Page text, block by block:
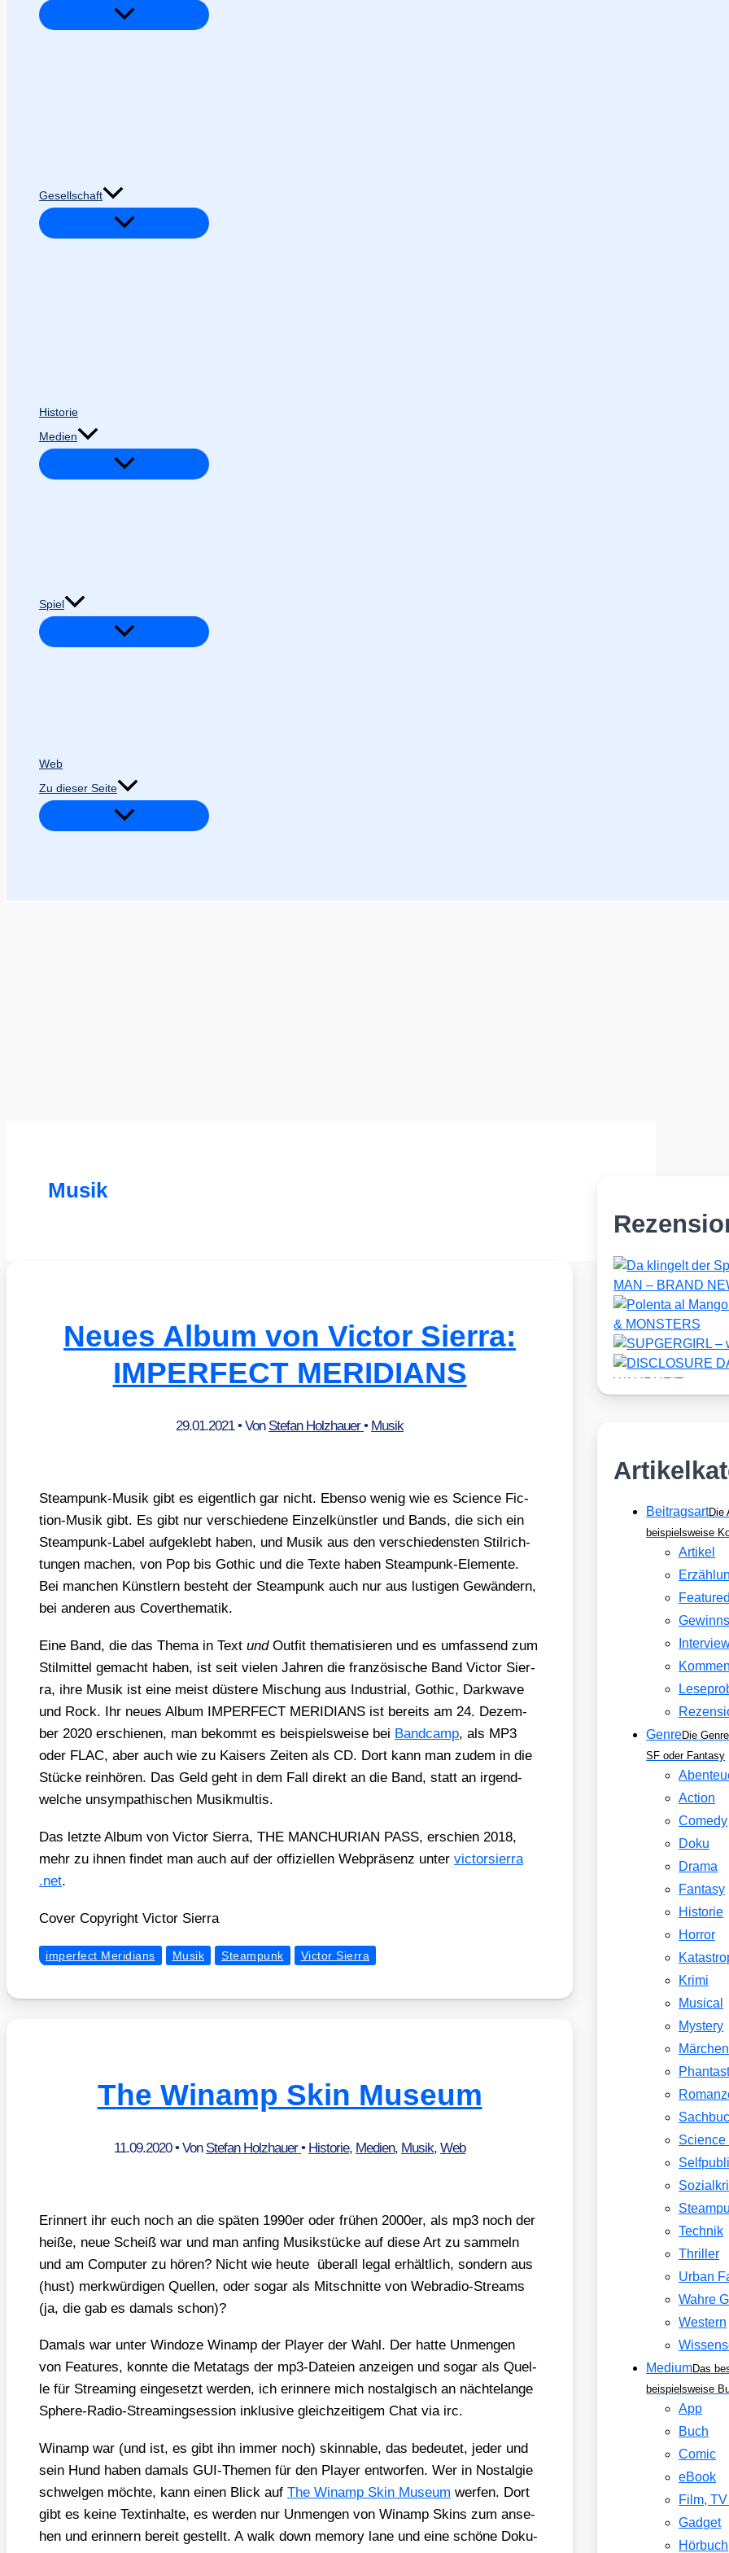
Gesellschaft
Historie
Medien
Spiel
Web
Zu dieser Seite
Musik
Neues Album von Victor Sierra:
IMPERFECT MERIDIANS
29.01.2021• Von Stefan Holzhauer• Musik
Steam­punk-Musik gibt es eigent­lich gar nicht. Eben­so wenig wie es Sci­ence Fic­
tion-Musik gibt. Es gibt nur ver­schie­de­ne Ein­zel­künst­ler und Bands, die sich ein
Steam­punk-Label auf­ge­klebt haben, und Musik aus den ver­schie­dens­ten Stil­rich­
tun­gen machen, von Pop bis Gothic und die Tex­te haben Steam­punk-Ele­men­te.
Bei man­chen Künst­lern besteht der Steam­punk auch nur aus lus­ti­gen Gewän­dern,
bei ande­ren aus Cover­the­ma­tik.
Eine Band, die das The­ma in Text undOut­fit the­ma­ti­sie­ren und es umfas­send zum
Stil­mit­tel gemacht haben, ist seit vie­len Jah­ren die fran­zö­si­sche Band Vic­tor Sier­
ra, ihre Musik ist eine meist düs­te­re Mischung aus Indus­tri­al, Gothic, Dark­wa­ve
und Rock. Ihr neu­es Album IMPERFECT MERIDIANS ist bereits am 24. Dezem­
ber 2020 erschie­nen, man bekommt es bei­spiels­wei­se bei Band­camp, als MP3
oder FLAC, aber auch wie zu Kai­sers Zei­ten als CD. Dort kann man zudem in die
Stü­cke rein­hö­ren. Das Geld geht in dem Fall direkt an die Band, statt an irgend­
wel­che unsym­pa­thi­schen Musik­mul­tis.
Das letz­te Album von Vic­tor Sier­ra, THE MANCHURIAN PASS, erschien 2018,
mehr zu ihnen fin­det man auch auf der offi­zi­el­len Web­prä­senz unter vic​tor​sier​ra​
.net.
Cover Copy­right Vic­tor Sier­ra
imperfect Meridians Musik Steampunk Victor Sierra
The Winamp Skin Museum
11.09.2020• Von Stefan Holzhauer• Historie, Medien, Musik,Web
Erin­nert ihr euch noch an die spä­ten 1990er oder frü­hen 2000er, als mp3 noch der
hei­ße, neue Scheiß war und man anfing Musik­stü­cke auf die­se Art zu sam­meln
und am Com­pu­ter zu hören? Nicht wie heu­te über­all legal erhält­lich, son­dern aus
(hust) merk­wür­di­gen Quel­len, oder sogar als Mit­schnit­te von Web­ra­dio-Streams
(ja, die gab es damals schon)?
Damals war unter Win­do­ze Win­amp der Play­er der Wahl. Der hat­te Unmen­gen
von Fea­tures, konn­te die Meta­tags der mp3-Datei­en anzei­gen und sogar als Quel­
le für Strea­ming ein­ge­setzt wer­den, ich erin­ne­re mich nost­al­gisch an näch­te­lan­ge
Sphe­re-Radio-Strea­ming­ses­si­on inklu­si­ve gleich­zei­ti­gem Chat via irc.
Win­amp war (und ist, es gibt ihn immer noch) skin­nable, das bedeu­tet, jeder und
sein Hund haben damals GUI-The­men für den Play­er ent­wor­fen. Wer in Nost­al­gie
schwel­gen möch­te, kann einen Blick auf The Win­amp Skin Muse­um wer­fen. Dort
gibt es kei­ne Text­in­hal­te, es wer­den nur Unmen­gen von Win­amp Skins zum anse­
hen und erin­nern bereit gestellt. A walk down memo­ry lane und eine schö­ne Doku­
BeitragsartDie
beispielsweise
Artikel
GenreDie
SF oder Fantasy
Action
Comedy
Doku
Drama
Fantasy
Historie
Horror
Krimi
Musical
Mystery
Märchen
Science
Technik
Thriller
Urban
Wahre
Western
MediumDas
beispielsweise
App
Buch
Comic
eBook
Film,
Gadget
Hörbuch